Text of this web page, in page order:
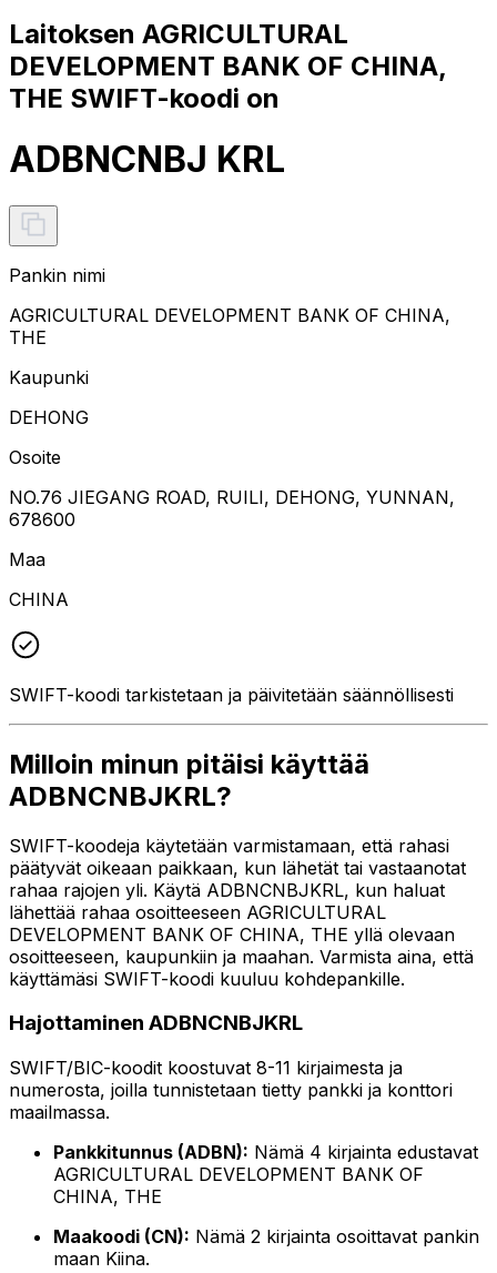
Laitoksen AGRICULTURAL
DEVELOPMENT BANK OF CHINA,
THE SWIFT-koodi on
ADBNCNBJ KRL
Pankin nimi
AGRICULTURAL DEVELOPMENT BANK OF CHINA,
THE
Kaupunki
DEHONG
Osoite
NO.76 JIEGANG ROAD, RUILI, DEHONG, YUNNAN,
678600
Maa
CHINA
SWIFT-koodi tarkistetaan ja päivitetään säännöllisesti
Milloin minun pitäisi käyttää
ADBNCNBJKRL?
SWIFT-koodeja käytetään varmistamaan, että rahasi
päätyvät oikeaan paikkaan, kun lähetät tai vastaanotat
rahaa rajojen yli. Käytä ADBNCNBJKRL, kun haluat
lähettää rahaa osoitteeseen AGRICULTURAL
DEVELOPMENT BANK OF CHINA, THE yllä olevaan
osoitteeseen, kaupunkiin ja maahan. Varmista aina, että
käyttämäsi SWIFT-koodi kuuluu kohdepankille.
Hajottaminen ADBNCNBJKRL
SWIFT/BIC-koodit koostuvat 8-11 kirjaimesta ja
numerosta, joilla tunnistetaan tietty pankki ja konttori
maailmassa.
Pankkitunnus (ADBN): Nämä 4 kirjainta edustavat
AGRICULTURAL DEVELOPMENT BANK OF
CHINA, THE
Maakoodi (CN): Nämä 2 kirjainta osoittavat pankin
maan Kiina.